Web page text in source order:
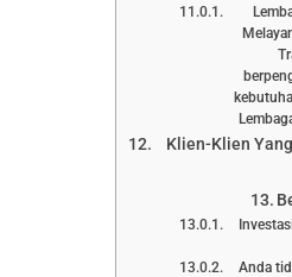
Klien-Klien
Anda